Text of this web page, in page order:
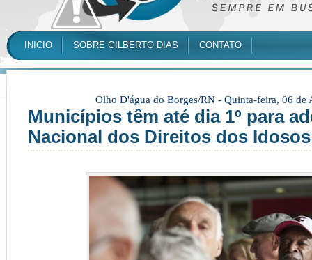
INICIO SOBRE GILBERTO DIAS CONTATO
Olho D'água do Borges/RN - Quinta-feira, 06 de
Municípios têm até dia 1º para
Nacional dos Direitos dos Idosos